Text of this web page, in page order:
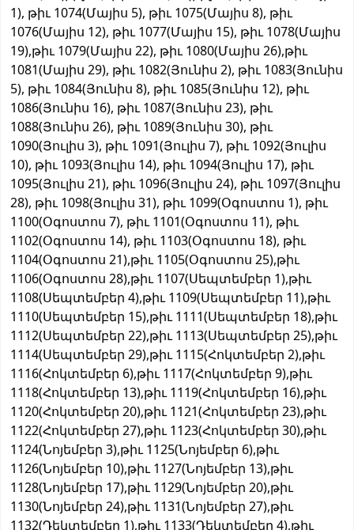
1), թիւ 1074(Մայիս 5), թիւ 1075(Մայիս 8), թիւ
1076(Մայիս 12), թիւ 1077(Մայիս 15), թիւ 1078(Մայիս
19),թիւ 1079(Մայիս 22), թիւ 1080(Մայիս 26),թիւ
1081(Մայիս 29), թիւ 1082(Յունիս 2), թիւ 1083(Յունիս
5), թիւ 1084(Յունիս 8), թիւ 1085(Յունիս 12), թիւ
1086(Յունիս 16), թիւ 1087(Յունիս 23), թիւ
1088(Յունիս 26), թիւ 1089(Յունիս 30), թիւ
1090(Յուլիս 3), թիւ 1091(Յուլիս 7), թիւ 1092(Յուլիս
10), թիւ 1093(Յուլիս 14), թիւ 1094(Յուլիս 17), թիւ
1095(Յուլիս 21), թիւ 1096(Յուլիս 24), թիւ 1097(Յուլիս
28), թիւ 1098(Յուլիս 31), թիւ 1099(Օգոստոս 1), թիւ
1100(Օգոստոս 7), թիւ 1101(Օգոստոս 11), թիւ
1102(Օգոստոս 14), թիւ 1103(Օգոստոս 18), թիւ
1104(Օգոստոս 21),թիւ 1105(Օգոստոս 25),թիւ
1106(Օգոստոս 28),թիւ 1107(Սեպտեմբեր 1),թիւ
1108(Սեպտեմբեր 4),թիւ 1109(Սեպտեմբեր 11),թիւ
1110(Սեպտեմբեր 15),թիւ 1111(Սեպտեմբեր 18),թիւ
1112(Սեպտեմբեր 22),թիւ 1113(Սեպտեմբեր 25),թիւ
1114(Սեպտեմբեր 29),թիւ 1115(Հոկտեմբեր 2),թիւ
1116(Հոկտեմբեր 6),թիւ 1117(Հոկտեմբեր 9),թիւ
1118(Հոկտեմբեր 13),թիւ 1119(Հոկտեմբեր 16),թիւ
1120(Հոկտեմբեր 20),թիւ 1121(Հոկտեմբեր 23),թիւ
1122(Հոկտեմբեր 27),թիւ 1123(Հոկտեմբեր 30),թիւ
1124(Նոյեմբեր 3),թիւ 1125(Նոյեմբեր 6),թիւ
1126(Նոյեմբեր 10),թիւ 1127(Նոյեմբեր 13),թիւ
1128(Նոյեմբեր 17),թիւ 1129(Նոյեմբեր 20),թիւ
1130(Նոյեմբեր 24),թիւ 1131(Նոյեմբեր 27),թիւ
1132(Դեկտեմբեր 1),թիւ 1133(Դեկտեմբեր 4),թիւ